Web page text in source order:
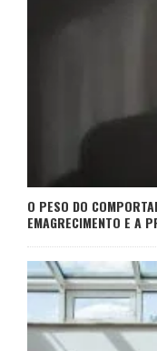
O PESO DO
EMAGRECIMENTO E A